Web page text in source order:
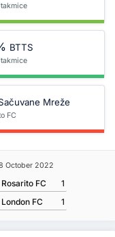
BTTS
Mreže
FC
October 2022
Rosarito FC
1
London FC
1